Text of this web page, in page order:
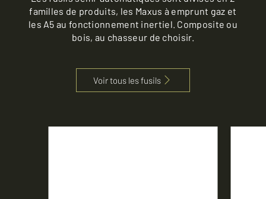
familles de produits, les Maxus à emprunt gaz et
les A5 au fonctionnement inertiel. Composite ou
bois, au chasseur de choisir.
Voir tous les fusils